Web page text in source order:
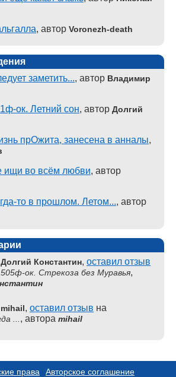
, автор Voronezh-death
заметить..., автор Владимир
ок. Летний сон, автор Долгий
прОжита, занесена в анналы,
ищи во всём любви, автор
то в прошлом. Летом..., автор
Долгий Константин, оставил отзыв
505ф-ок. Стрекоза без Муравья,
mihail, оставил отзыв на
... , автора mihail
права
Авторское соглашение